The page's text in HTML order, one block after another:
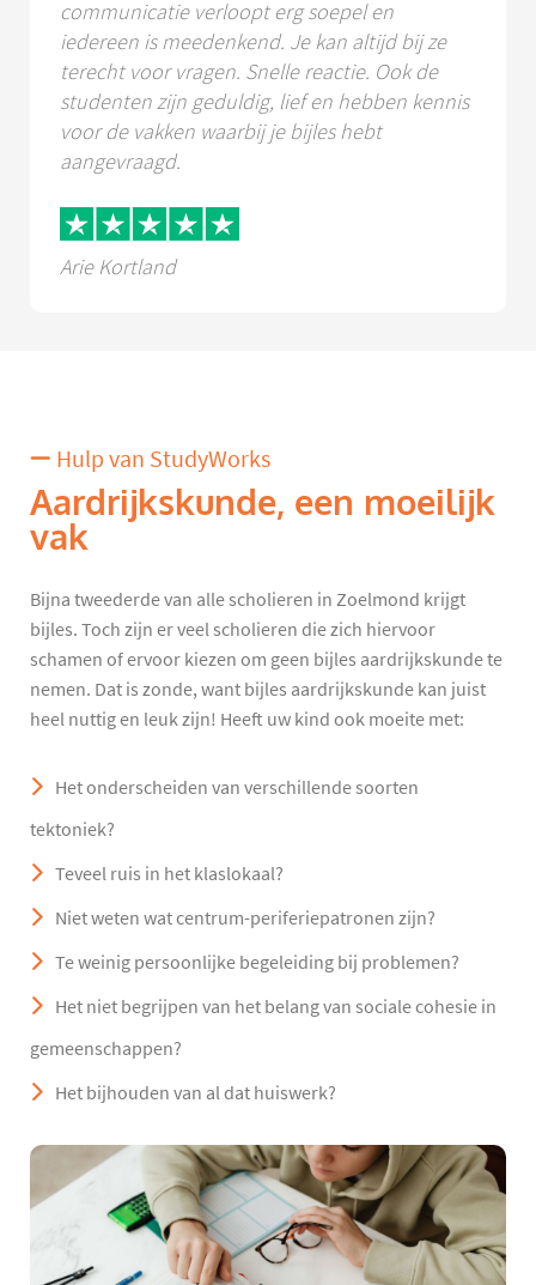
communicatie verloopt erg soepel en
iedereen is meedenkend. Je kan altijd bij ze
terecht voor vragen. Snelle reactie. Ook de
studenten zijn geduldig, lief en hebben kennis
voor de vakken waarbij je bijles hebt
aangevraagd.
Arie Kortland
Hulp van StudyWorks
Aardrijkskunde, een moeilijk
vak
Bijna tweederde van alle scholieren in Zoelmond krijgt
bijles. Toch zijn er veel scholieren die zich hiervoor
schamen of ervoor kiezen om geen bijles aardrijkskunde te
nemen. Dat is zonde, want bijles aardrijkskunde kan juist
heel nuttig en leuk zijn! Heeft uw kind ook moeite met:
Het onderscheiden van verschillende soorten
tektoniek?
Teveel ruis in het klaslokaal?
Niet weten wat centrum-periferiepatronen zijn?
Te weinig persoonlijke begeleiding bij problemen?
Het niet begrijpen van het belang van sociale cohesie in
gemeenschappen?
Het bijhouden van al dat huiswerk?